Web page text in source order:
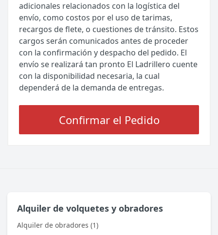
adicionales relacionados con la logística del
envío, como costos por el uso de tarimas,
recargos de flete, o cuestiones de tránsito. Estos
cargos serán comunicados antes de proceder
con la confirmación y despacho del pedido. El
envío se realizará tan pronto El Ladrillero cuente
con la disponibilidad necesaria, la cual
dependerá de la demanda de entregas.
Confirmar el Pedido
Alquiler de volquetes y obradores
Alquiler de obradores (1)